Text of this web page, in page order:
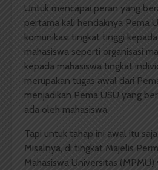
Untuk mencapai peran yang
pertama kali hendaknya Pema
komunikasi tingkat tinggi
mahasiswa seperti organisasi
kepada mahasiswa tingkat
merupakan tugas awal dari
menjadikan Pema USU yang
ada oleh mahasiswa.
Tapi untuk tahap ini awal itu
Misalnya, di tingkat Majelis
Mahasiswa Universitas